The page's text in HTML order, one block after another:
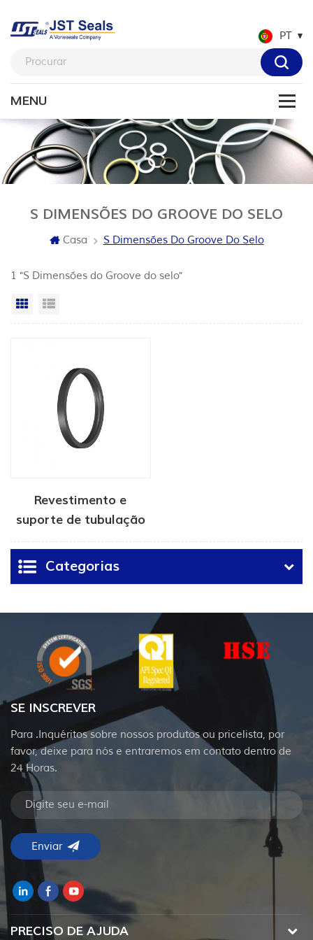
PT
S DIMENSÕES DO GROOVE DO SELO
Casa S Dimensões Do Groove Do Selo
1 "S Dimensões do Groove do selo"
Vista da grade
Revestimento e
suporte de tubulação
S selo para cabeças de
poço
Categorias
SE INSCREVER
Para .Inquéritos sobre nossos produtos ou pricelista, por
favor, deixe para nós e entraremos em contato dentro de
24 Horas.
PRECISO DE AJUDA